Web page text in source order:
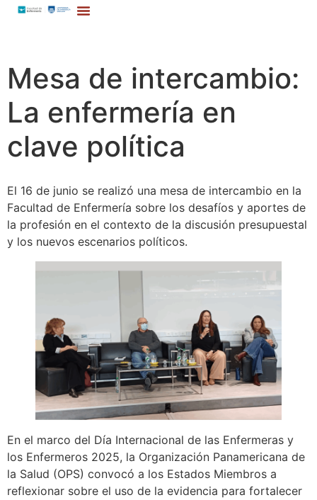
Mesa de intercambio:
La enfermería en
clave política
El 16 de junio se realizó una mesa de intercambio en la
Facultad de Enfermería sobre los desafíos y aportes de
la profesión en el contexto de la discusión presupuestal
y los nuevos escenarios políticos.
En el marco del Día Internacional de las Enfermeras y
los Enfermeros 2025, la Organización Panamericana de
la Salud (OPS) convocó a los Estados Miembros a
reflexionar sobre el uso de la evidencia para fortalecer